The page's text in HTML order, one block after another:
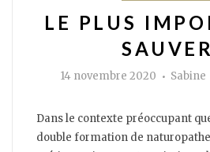
LE PLUS
14 novembre 2020 Author
Sabine
Dans le contexte préoccupant
double formation de